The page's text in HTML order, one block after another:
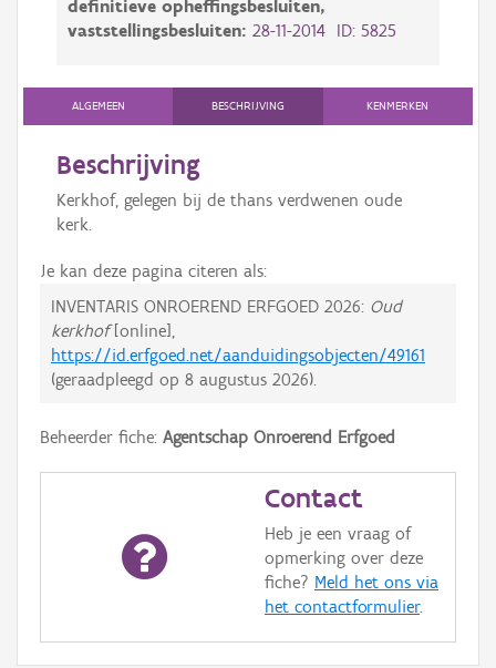
definitieve opheffingsbesluiten,
vaststellingsbesluiten: 28-11-2014 ID: 5825
ALGEMEEN BESCHRIJVING KENMERKEN
Beschrijving
Kerkhof, gelegen bij de thans verdwenen oude
kerk.
Je kan deze pagina citeren als:
INVENTARIS ONROEREND ERFGOED 2026: Oud
kerkhof[online],
https://id.erfgoed.net/aanduidingsobjecten/49161
(geraadpleegd op 8 augustus 2026).
Beheerder fiche: Agentschap Onroerend Erfgoed
Contact
Heb je een vraag of
opmerking over deze
fiche? Meld het ons via
het contactformulier.